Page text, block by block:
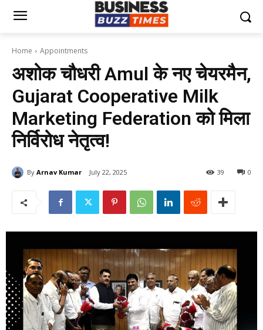
Home Appointments
अशोक चौधरी Amul के नए चेयरमैन,
Gujarat Cooperative Milk
Marketing Federation को मिला
निर्विरोध नेतृत्व!
By Arnav Kumar July 22, 2025 0
39